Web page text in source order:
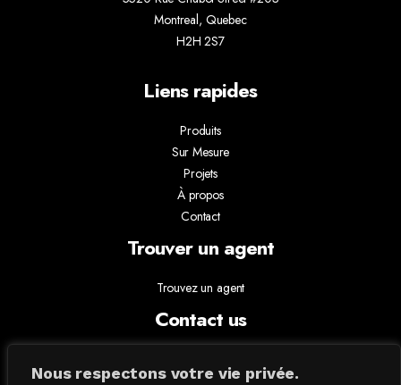
Nous respectons votre vie privée.
Montreal, Quebec
H2H 2S7
Liens rapides
Produits
Sur Mesure
Projets
À propos
Contact
Trouver un agent
Trouvez un agent
Contact us
514.807.5157